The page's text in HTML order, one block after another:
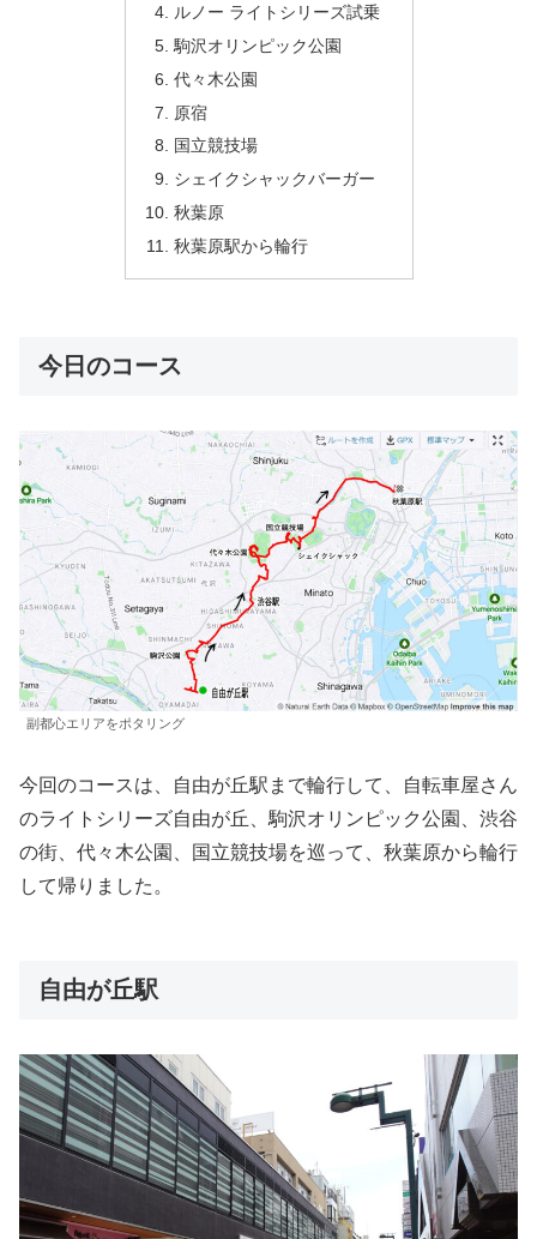
ルノー ライトシリーズ試乗
駒沢オリンピック公園
代々木公園
原宿
国立競技場
シェイクシャックバーガー
秋葉原
秋葉原駅から輪行
今日のコース
副都心エリアをポタリング
今回のコースは、自由が丘駅まで輪行して、自転車屋さん
のライトシリーズ自由が丘、駒沢オリンピック公園、渋谷
の街、代々木公園、国立競技場を巡って、秋葉原から輪行
して帰りました。
自由が丘駅